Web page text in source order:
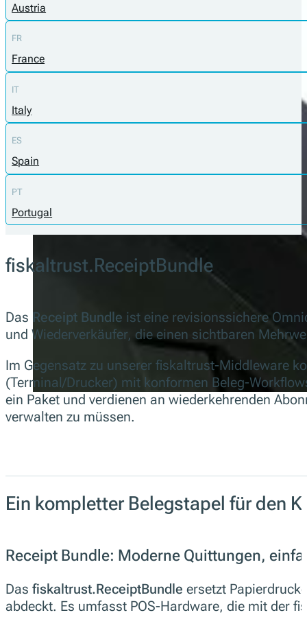
Austria
FR
France
IT
Italy
ES
Spain
PT
Portugal
fiskaltrust.ReceiptBundle
Das Receipt Bundle ist eine revisionssichere
und Wiederverkäufer, die einen sichtbaren
Im Gegensatz zu unserer fiskaltrust-Middleware
(Terminal/Drucker) mit konformen Beleg-
ein Paket und verdienen an wiederkehrenden
verwalten zu müssen.
Ein kompletter Belegstapel für den
Receipt Bundle: Moderne Quittungen,
Das fiskaltrust.ReceiptBundle ersetzt
abdeckt. Es umfasst POS-Hardware, die mit der